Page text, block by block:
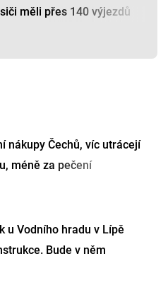
měli přes 140 výjezdů
nákupy Čechů, víc utrácejí
méně za pečení
u Vodního hradu v Lípě
Bude v něm